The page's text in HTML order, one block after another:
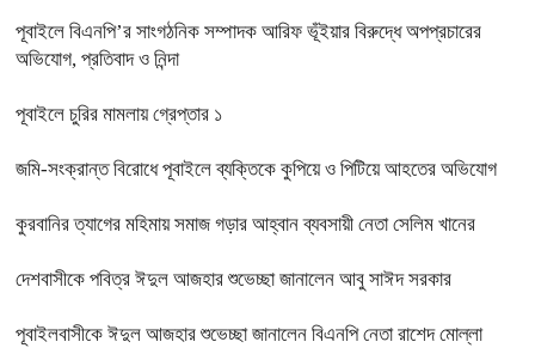
পূবাইলে বিএনপি’র সাংগঠনিক সম্পাদক আরিফ ভূঁইয়ার বিরুদ্ধে অপপ্রচারের
অভিযোগ, প্রতিবাদ ও নিন্দা
পূবাইলে চুরির মামলায় গ্রেপ্তার ১
জমি-সংক্রান্ত বিরোধে পূবাইলে ব্যক্তিকে কুপিয়ে ও পিটিয়ে আহতের অভিযোগ
কুরবানির ত্যাগের মহিমায় সমাজ গড়ার আহ্বান ব্যবসায়ী নেতা সেলিম খানের
দেশবাসীকে পবিত্র ঈদুল আজহার শুভেচ্ছা জানালেন আবু সাঈদ সরকার
পূবাইলবাসীকে ঈদুল আজহার শুভেচ্ছা জানালেন বিএনপি নেতা রাশেদ মোল্লা